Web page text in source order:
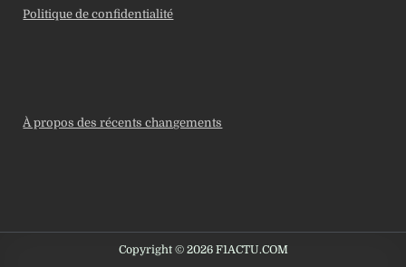
Politique de confidentialité
À propos des récents changements
Copyright © 2026 F1ACTU.COM